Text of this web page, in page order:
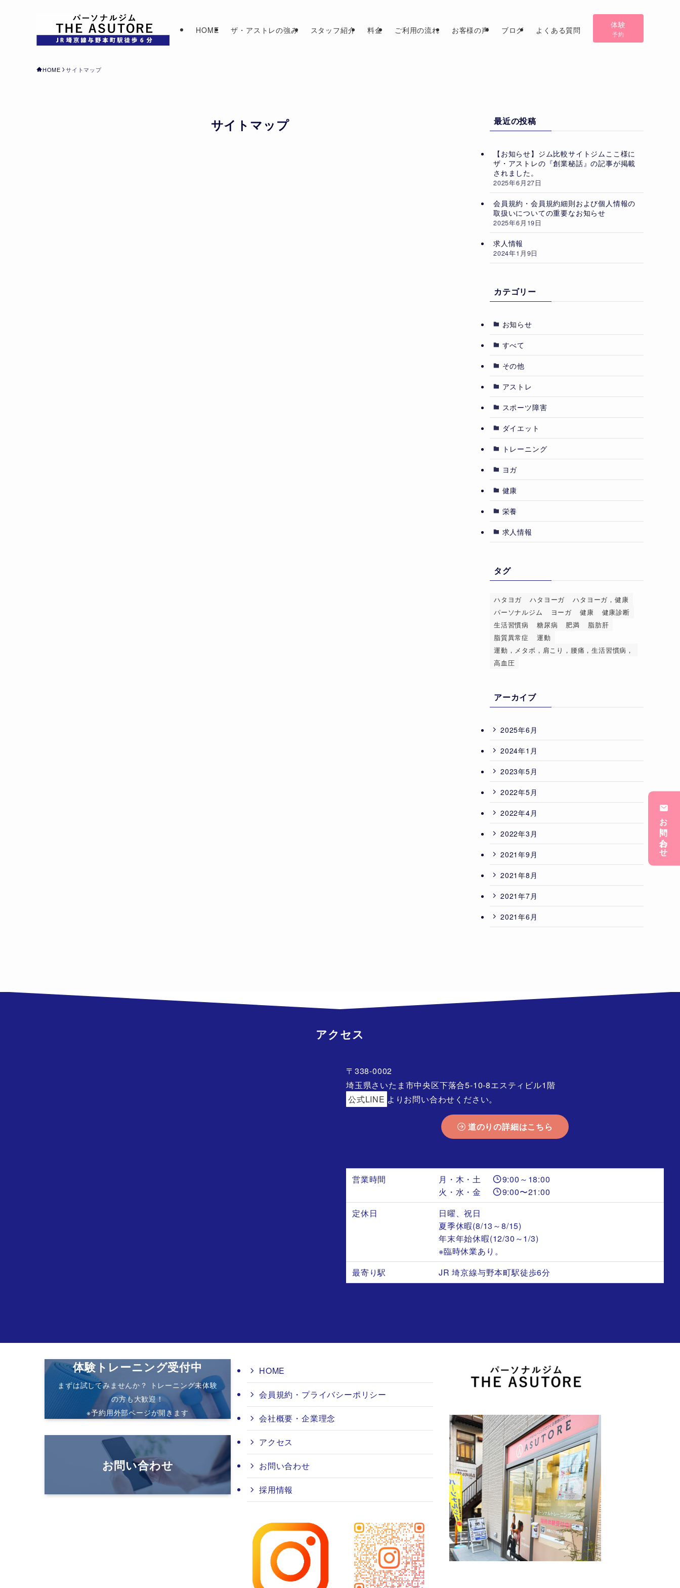
HOME ザ・アストレの強み スタッフ紹介 料金 ご利用の流れ お客様の声 ブログ よくある質問
体験
予約
HOME サイトマップ
サイトマップ 最近の投稿
【お知らせ】ジム比較サイトジムここ様に
ザ・アストレの『創業秘話』の記事が掲載
されました。
2025年6月27日
会員規約・会員規約細則および個人情報の
取扱いについての重要なお知らせ
2025年6月19日
求人情報
2024年1月9日
カテゴリー
お知らせ
すべて
その他
アストレ
スポーツ障害
ダイエット
トレーニング
ヨガ
健康
栄養
求人情報
タグ
ハタヨガ ハタヨーガ
ハタヨーガ，健康
パーソナルジム
ヨーガ 健康
健康診断
生活習慣病
糖尿病 肥満
脂肪肝
脂質異常症
運動
運動，メタボ，肩こり，腰痛，生活習慣病，
高血圧
アーカイブ
2025年6月
2024年1月
2023年5月
2022年5月
2022年4月
2022年3月
2021年9月
2021年8月
2021年7月
2021年6月
お問い合わせ
アクセス
〒338-0002
埼玉県さいたま市中央区下落合5-10-8エスティビル1階
公式LINE よりお問い合わせください。
道のりの詳細はこちら
営業時間 月・木・土
9:00～18:00
火・水・金
9:00〜21:00
定休日
日曜、祝日
夏季休暇(8/13～8/15)
年末年始休暇(12/30～1/3)
※臨時休業あり。
最寄り駅
JR 埼京線与野本町駅徒歩6分
体験トレーニング受付中
まずは試してみませんか？ トレーニング未体験
の方も大歓迎！
※予約用外部ページが開きます
お問い合わせ
HOME
会員規約・プライバシーポリシー
会社概要・企業理念
アクセス
お問い合わせ
採用情報